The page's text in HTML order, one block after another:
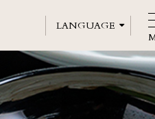
Rooms